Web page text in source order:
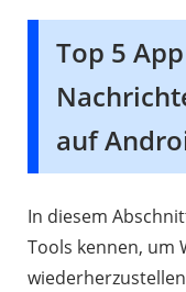
Top 5
auf
In diesem
Tools kennen, um